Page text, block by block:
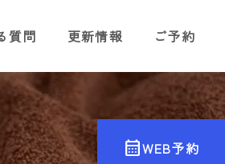
質問 更新情報 ご予約
calendar_monthWEB予約